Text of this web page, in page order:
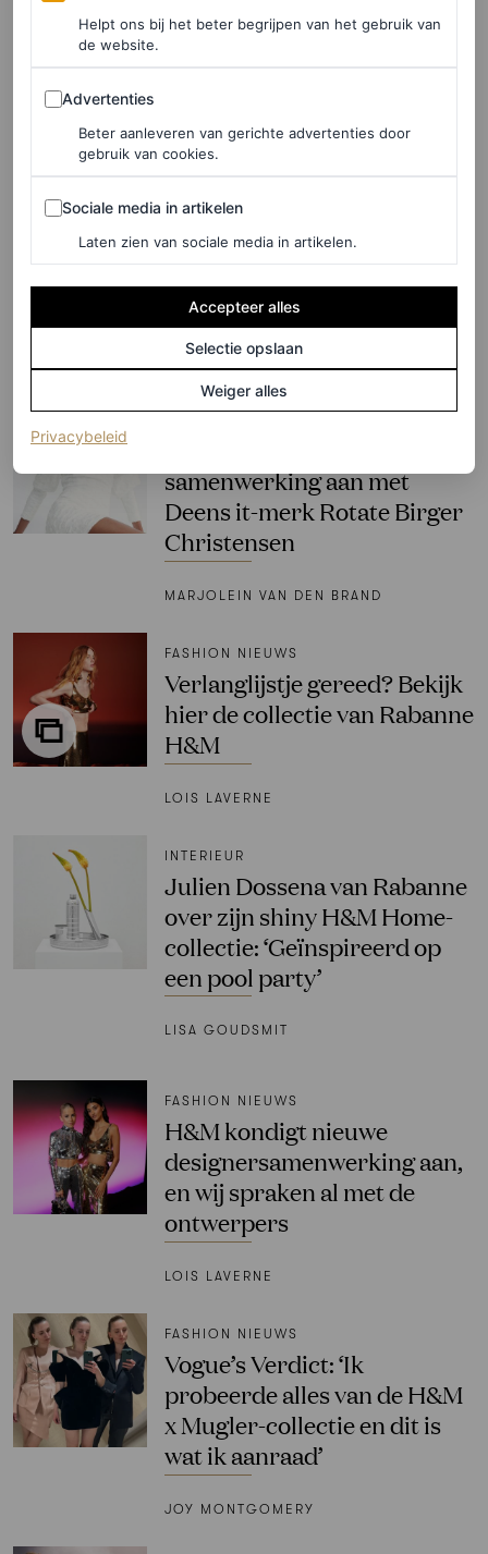
het Koreaanse modelabel
FASHION NIEUWS
Scandinavische glamour ten
top: in gesprek met Jeanette
Madsen en Thora Valdimars
collectie
samenwerking aan met
Deens it-merk Rotate Birger
Christensen
MARJOLEIN VAN DEN BRAND
FASHION NIEUWS
Verlanglijstje gereed? Bekijk
hier de collectie van Rabanne
H&M
LOIS LAVERNE
INTERIEUR
Julien Dossena van Rabanne
over zijn shiny H&M Home-
collectie: ‘Geïnspireerd op
een pool party’
LISA GOUDSMIT
FASHION NIEUWS
H&M kondigt nieuwe
designersamenwerking aan,
en wij spraken al met de
ontwerpers
LOIS LAVERNE
FASHION NIEUWS
Vogue’s Verdict: ‘Ik
probeerde alles van de H&M
x Mugler-collectie en dit is
wat ik aanraad’
JOY MONTGOMERY
Helpt ons bij het beter begrijpen van het gebruik van
de website.
Advertenties
Advertenties
Beter aanleveren van gerichte advertenties door
gebruik van cookies.
Sociale media in artikelen
Sociale media in artikelen
Laten zien van sociale media in artikelen.
Accepteer alles
Selectie opslaan
Weiger alles
Privacybeleid